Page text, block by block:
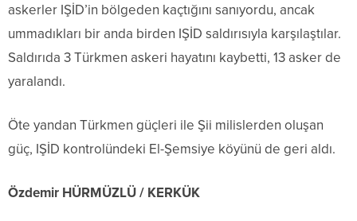
askerler IŞİD’in bölgeden kaçtığını sanıyordu, ancak
ummadıkları bir anda birden IŞİD saldırısıyla karşılaştılar.
Saldırıda 3 Türkmen askeri hayatını kaybetti, 13 asker de
yaralandı.
Öte yandan Türkmen güçleri ile Şii milislerden oluşan
güç, IŞİD kontrolündeki El-Şemsiye köyünü de geri aldı.
Özdemir HÜRMÜZLÜ / KERKÜK